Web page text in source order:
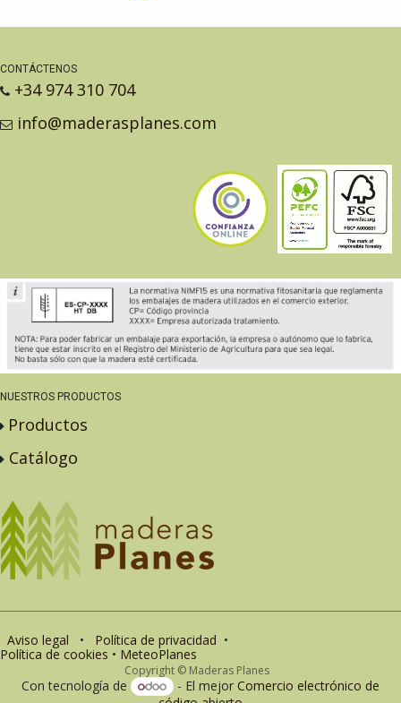
CONTÁCTENOS
+34 974 310 704
info@maderasplanes.com
NUESTROS PRODUCTOS
Productos
Catálogo
Aviso legal • Política de privacidad •
Política de cookies • MeteoPlanes
Copyright © Maderas Planes
Con tecnología de - El mejorComercio electrónico de